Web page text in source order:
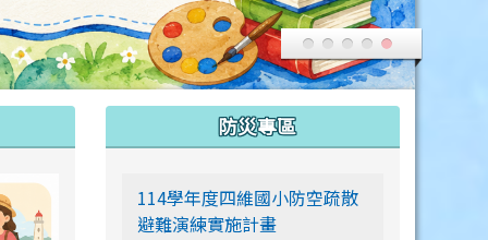
link to https://siwei-family.work-
防災專區
114學年度四維國小防空疏散
避難演練實施計畫